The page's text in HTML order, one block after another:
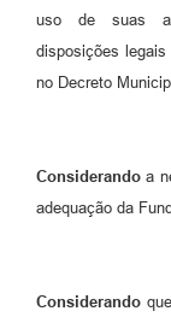
uso de suas
disposições
no Decreto
Considerandoa
adequação da
Considerando